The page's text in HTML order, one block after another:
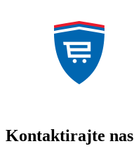
Kontaktirajte nas